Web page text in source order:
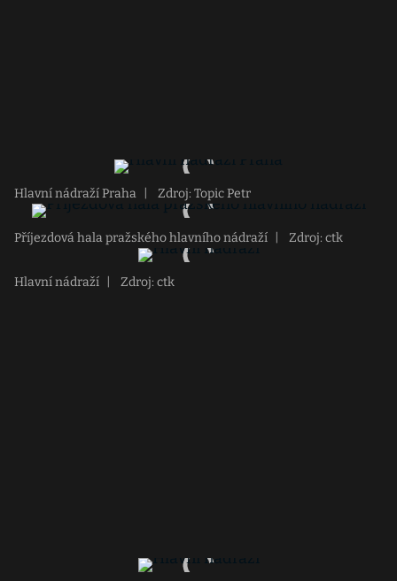
Hlavní nádraží Praha Zdroj: Topic Petr
Příjezdová hala pražského hlavního nádraží Zdroj: ctk
Hlavní nádraží Zdroj: ctk